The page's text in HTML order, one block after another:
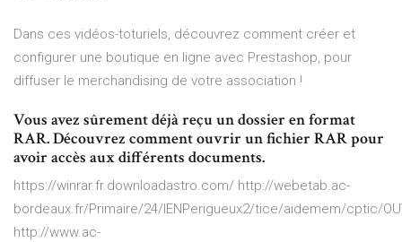
Dans ces vidéos-toturiels, découvrez comment créer et
configurer une boutique en ligne avec Prestashop, pour
diffuser le merchandising de votre association !
Vous avez sûrement déjà reçu un dossier en format
RAR. Découvrez comment ouvrir un fichier RAR pour
avoir accès aux différents documents.
https://winrar.fr.downloadastro.com/ http://webetab.ac-
bordeaux.fr/Primaire/24/IENPerigueux2/tice/aidemem/cptic/
http://www.ac-